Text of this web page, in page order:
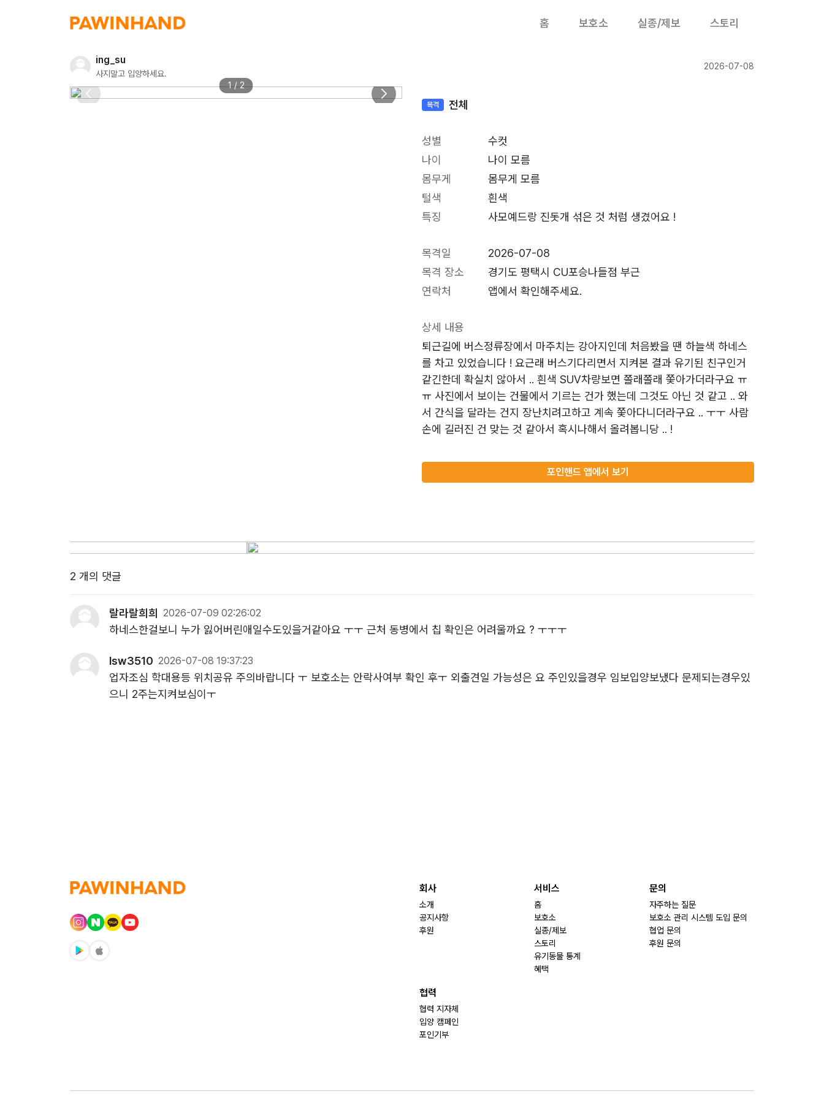
홈 보호소 실종/제보 스토리
ing_su
사지말고 입양하세요.
2026-07-08
1 / 2
목격 전체
성별
수컷
나이
나이 모름
몸무게
몸무게 모름
털색
흰색
특징
사모예드랑 진돗개 섞은 것 처럼 생겼어요 !
목격일
2026-07-08
목격 장소
경기도 평택시 CU포승나들점 부근
연락처
앱에서 확인해주세요.
상세 내용
퇴근길에 버스정류장에서 마주치는 강아지인데 처음봤을 땐 하늘색 하네스
를 차고 있었습니다 ! 요근래 버스기다리면서 지켜본 결과 유기된 친구인거
같긴한데 확실치 않아서 .. 흰색 SUV차량보면 쫄래쫄래 쫓아가더라구요 ㅠ
ㅠ 사진에서 보이는 건물에서 기르는 건가 했는데 그것도 아닌 것 같고 .. 와
서 간식을 달라는 건지 장난치려고하고 계속 쫓아다니더라구요 .. ㅜㅜ 사람
손에 길러진 건 맞는 것 같아서 혹시나해서 올려봅니당 .. !
포인핸드 앱에서 보기
2 개의 댓글
랄라랄희희 2026-07-09 02:26:02
하네스한걸보니 누가 잃어버린애일수도있을거같아요 ㅜㅜ 근처 동병에서 칩 확인은 어려울까요 ? ㅜㅜㅜ
lsw3510 2026-07-08 19:37:23
업자조심 학대용등 위치공유 주의바랍니다 ㅜ 보호소는 안락사여부 확인 후ㅜ 외출견일 가능성은 요 주인있을경우 임보입양보냈다 문제되는경우있
으니 2주는지켜보심이ㅜ
회사
소개
공지사항
후원
서비스
홈
보호소
실종/제보
스토리
유기동물 통계
혜택
문의
자주하는 질문
보호소 관리 시스템 도입 문의
협업 문의
후원 문의
협력
협력 지자체
입양 캠페인
포인기부